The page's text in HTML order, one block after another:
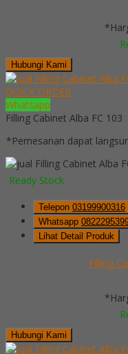
Hubungi Kami
QUICK ORDER
Whatsapp
Filling Cabinet Alba FC 103
*Pemesanan dapat
Ready Stock
Telepon 03199900316
Whatsapp
Lihat Detail Produk
Filling
Hubungi Kami